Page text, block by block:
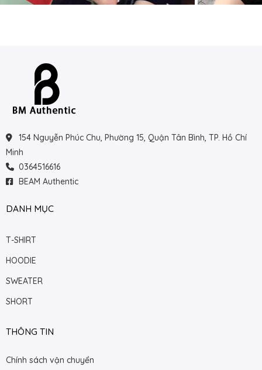
154 Nguyễn Phúc Chu, Phường 15, Quận Tân Bình, TP. Hồ Chí
Minh
0364516616
BEAM Authentic
DANH MỤC
T-SHIRT
HOODIE
SWEATER
SHORT
THÔNG TIN
Chính sách vận chuyển